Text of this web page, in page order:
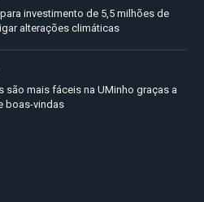
investimento de 5,5 milhões de
alterações climáticas
são mais fáceis na UMinho graças a
boas-vindas